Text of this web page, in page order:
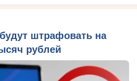
штрафовать на
рублей